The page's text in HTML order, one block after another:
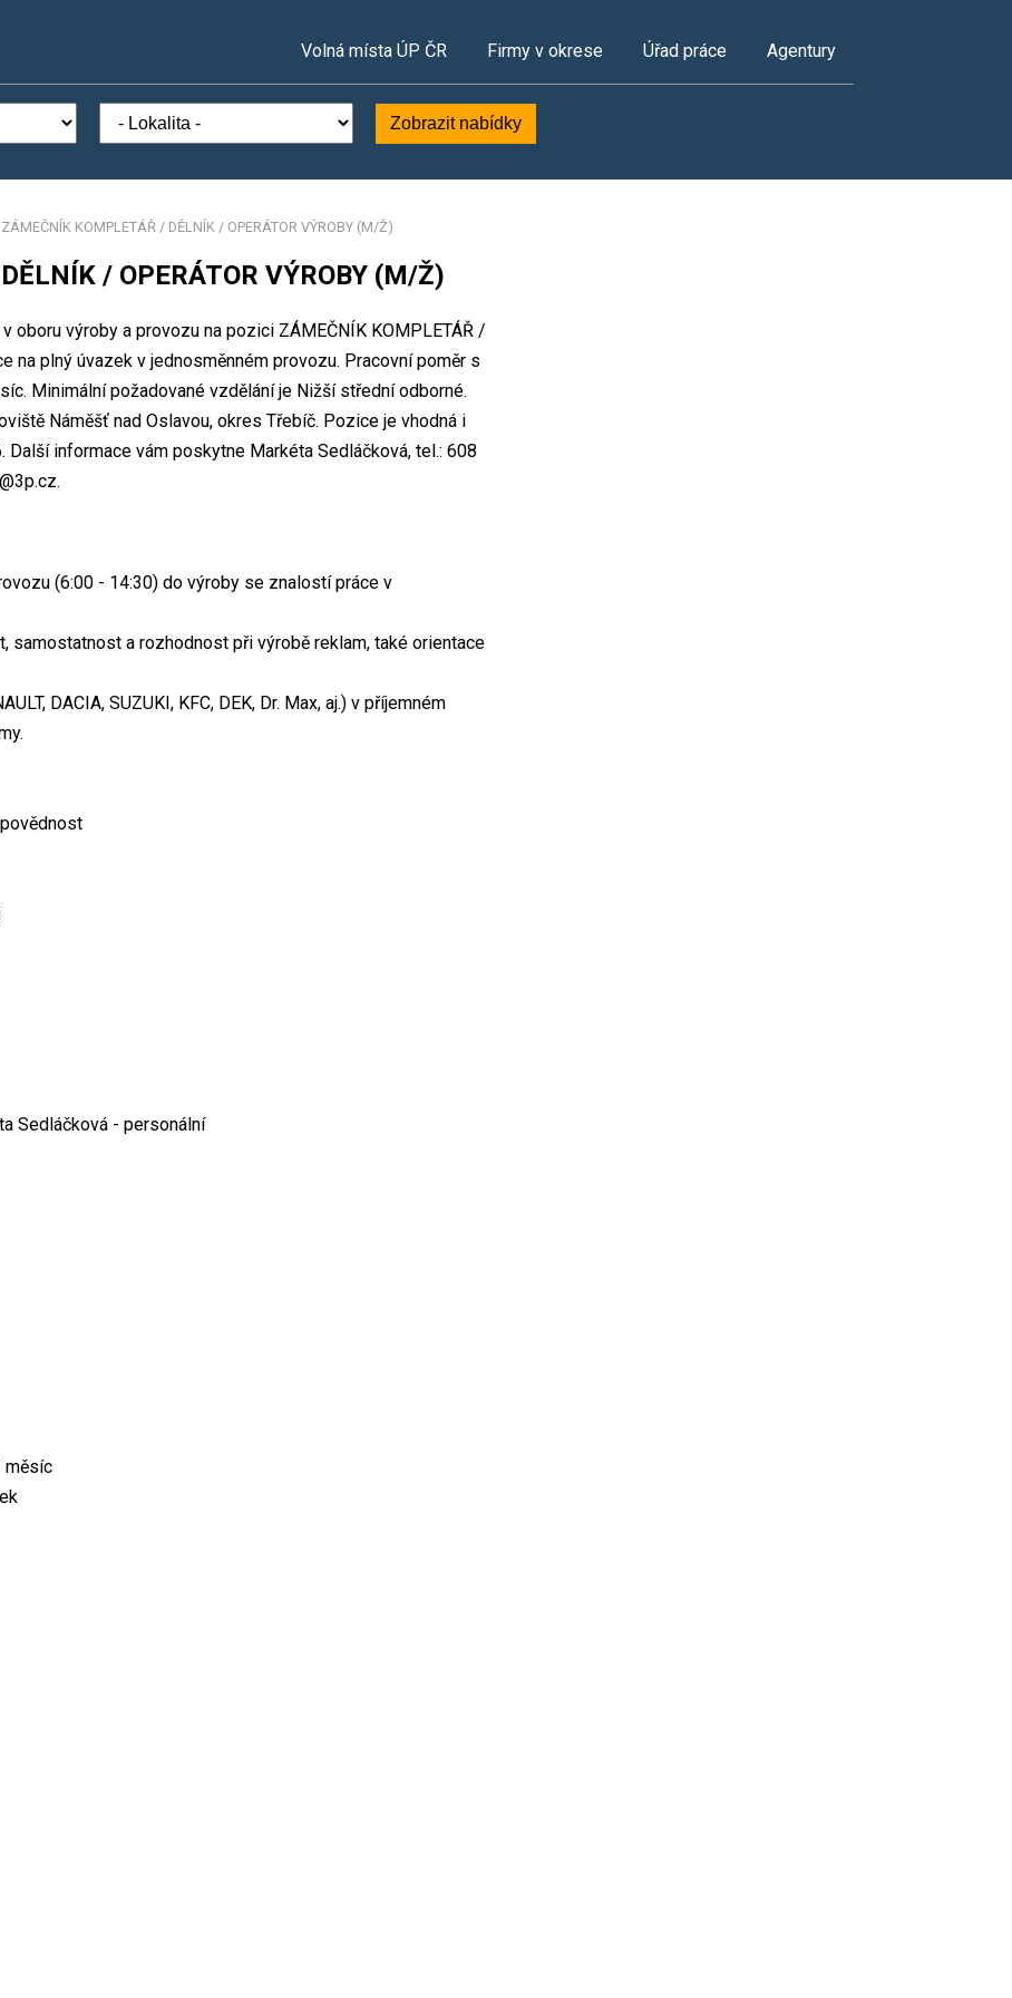
Volná místa ÚP ČR Firmy v okrese Úřad práce Agentury
Zobrazit nabídky
ZÁMEČNÍK KOMPLETÁŘ / DĚLNÍK / OPERÁTOR VÝROBY (M/Ž)
/ OPERÁTOR VÝROBY (M/Ž)
oboru výroby a provozu na pozici ZÁMEČNÍK KOMPLETÁŘ /
na plný úvazek v jednosměnném provozu. Pracovní poměr s
Minimální požadované vzdělání je Nižší střední odborné.
Náměšť nad Oslavou, okres Třebíč. Pozice je vhodná i
informace vám poskytne Markéta Sedláčková, tel.: 608
(6:00 - 14:30) do výroby se znalostí práce v
samostatnost a rozhodnost při výrobě reklam, také orientace
DACIA, SUZUKI, KFC, DEK, Dr. Max, aj.) v příjemném
Sedláčková - personální
měsíc